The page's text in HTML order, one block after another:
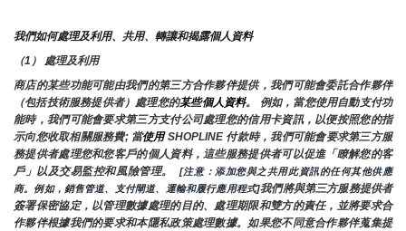
我們如何處理及利用、共用、轉讓和揭露個人資料
（1） 處理及利用
商店的某些功能可能由我們的第三方合作夥伴提供，我們可能會委託合作夥伴
（包括技術服務提供者）處理您的某些個人資料。 例如，當您使用自動支付功
能時，我們可能會要求第三方支付公司處理您的信用卡資訊，以便按照您的指
示向您收取相關服務費; 當使用 SHOPLINE 付款時，我們可能會要求第三方服
務提供者處理您和您客戶的個人資料，這些服務提供者可以促進「瞭解您的客
戶」以及交易監控和風險管理。
[注意：添加您與之共用此資訊的任何其他供應
商。例如，銷售管道、支付閘道、運輸和履行應用程式]我們將與第三方服務提供者
簽署保密協定，以管理數據處理的目的、處理期限和雙方的責任，並將要求合
作夥伴根據我們的要求和本隱私政策處理數據。如果您不同意合作夥伴蒐集提